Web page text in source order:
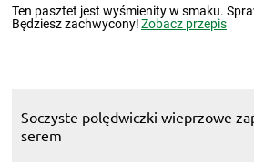
Ten pasztet jest wyśmienity w smaku.
Będziesz zachwycony!Zobacz przepis
Soczyste polędwiczki wieprzowe
serem